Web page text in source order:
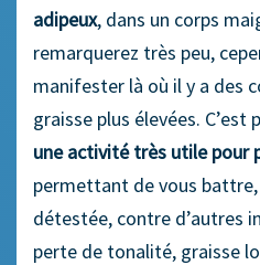
adipeux, dans un corps
remarquerez très peu,
manifester là où il y a des
graisse plus élevées. C’est
une activité très utile pour
permettant de vous
détestée, contre d’autres
perte de tonalité, graisse